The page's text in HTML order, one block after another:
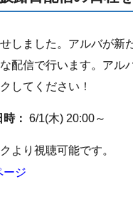
しました。アルバが新
配信で行います。アル
してください！
： 6/1(木) 20:00～
より視聴可能です。
ージ